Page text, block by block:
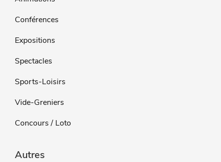
Conférences
Expositions
Spectacles
Sports-Loisirs
Vide-Greniers
Concours / Loto
Autres